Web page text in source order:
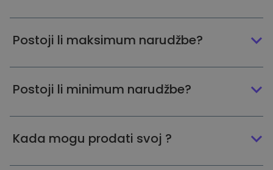
Postoji li maksimum narudžbe?
Postoji li minimum narudžbe?
Kada mogu prodati svoj ?